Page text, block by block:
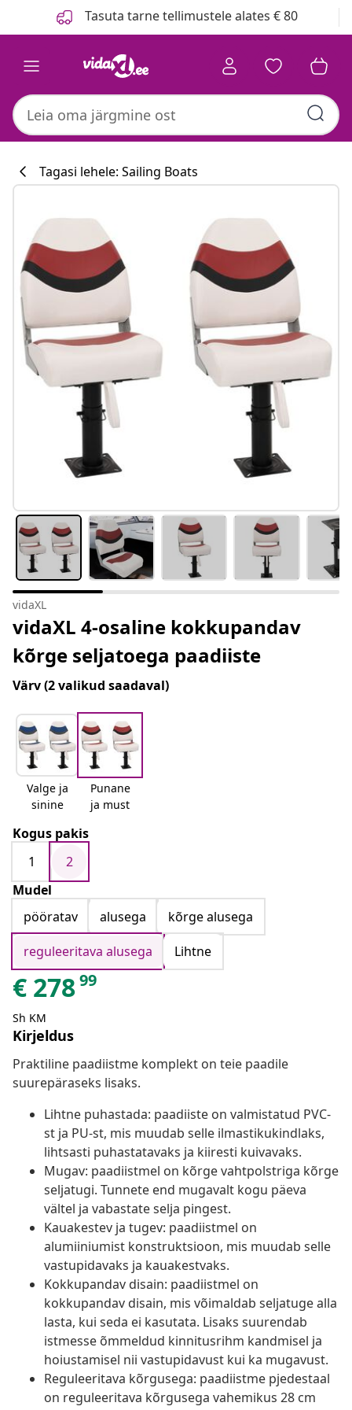
Tasuta tarne tellimustele alates € 80
#sharemevidaxl
Tagasi lehele: Sailing Boats
vidaXL
vidaXL 4-osaline kokkupandav
kõrge seljatoega paadiiste
Värv(2 valikud saadaval)
Valge ja
sinine
Punane
ja must
Kogus pakis
1
2
Mudel
pööratav
alusega
kõrge alusega
reguleeritava alusega
Lihtne
€ 27899
Sh KM
Kirjeldus
Praktiline paadiistme komplekt on teie paadile
suurepäraseks lisaks.
Lihtne puhastada: paadiiste on valmistatud PVC-
st ja PU-st, mis muudab selle ilmastikukindlaks,
lihtsasti puhastatavaks ja kiiresti kuivavaks.
Mugav: paadiistmel on kõrge vahtpolstriga kõrge
seljatugi. Tunnete end mugavalt kogu päeva
vältel ja vabastate selja pingest.
Kauakestev ja tugev: paadiistmel on
alumiiniumist konstruktsioon, mis muudab selle
vastupidavaks ja kauakestvaks.
Kokkupandav disain: paadiistmel on
kokkupandav disain, mis võimaldab seljatuge alla
lasta, kui seda ei kasutata. Lisaks suurendab
istmesse õmmeldud kinnitusrihm kandmisel ja
hoiustamisel nii vastupidavust kui ka mugavust.
Reguleeritava kõrgusega: paadiistme pjedestaal
on reguleeritava kõrgusega vahemikus 28 cm